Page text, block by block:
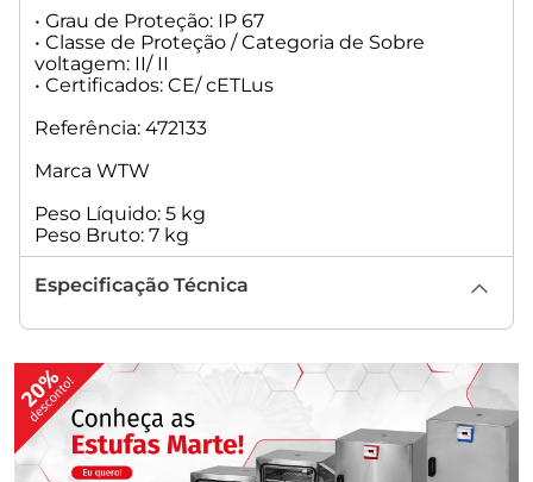
• Grau de Proteção: IP 67
• Classe de Proteção / Categoria de Sobre
voltagem: II/ II
• Certificados: CE/ cETLus
Referência: 472133
Marca WTW
Peso Líquido: 5 kg
Peso Bruto: 7 kg
Especificação Técnica